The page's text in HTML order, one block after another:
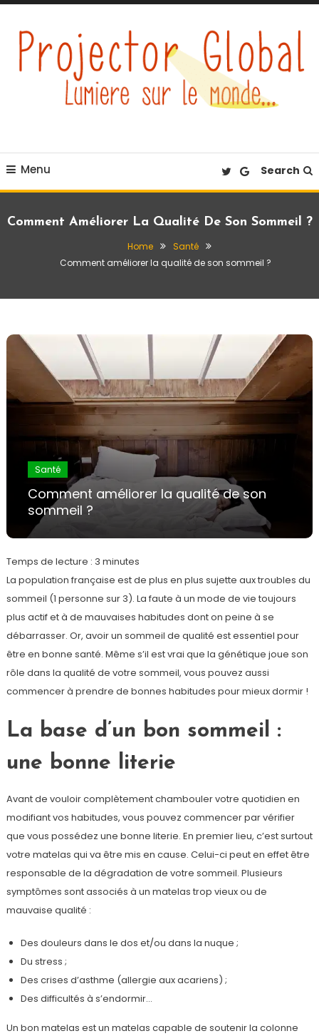
Skip
Content
Menu Search
Comment Améliorer La Qualité De Son Sommeil ?
Home
Santé
Comment améliorer la qualité de son sommeil ?
Santé
Comment améliorer la qualité de son
sommeil ?
Temps de lecture : 3 minutes
La population française est de plus en plus sujette aux troubles du
sommeil (1 personne sur 3). La faute à un mode de vie toujours
plus actif et à de mauvaises habitudes dont on peine à se
débarrasser. Or, avoir un sommeil de qualité est essentiel pour
être en bonne santé. Même s’il est vrai que la génétique joue son
rôle dans la qualité de votre sommeil, vous pouvez aussi
commencer à prendre de bonnes habitudes pour mieux dormir !
La base d’un bon sommeil :
une bonne literie
Avant de vouloir complètement chambouler votre quotidien en
modifiant vos habitudes, vous pouvez commencer par vérifier
que vous possédez une bonne literie. En premier lieu, c’est surtout
votre matelas qui va être mis en cause. Celui-ci peut en effet être
responsable de la dégradation de votre sommeil. Plusieurs
symptômes sont associés à un matelas trop vieux ou de
mauvaise qualité :
Des douleurs dans le dos et/ou dans la nuque ;
Du stress ;
Des crises d’asthme (allergie aux acariens) ;
Des difficultés à s’endormir…
Un bon matelas est un matelas capable de soutenir la colonne